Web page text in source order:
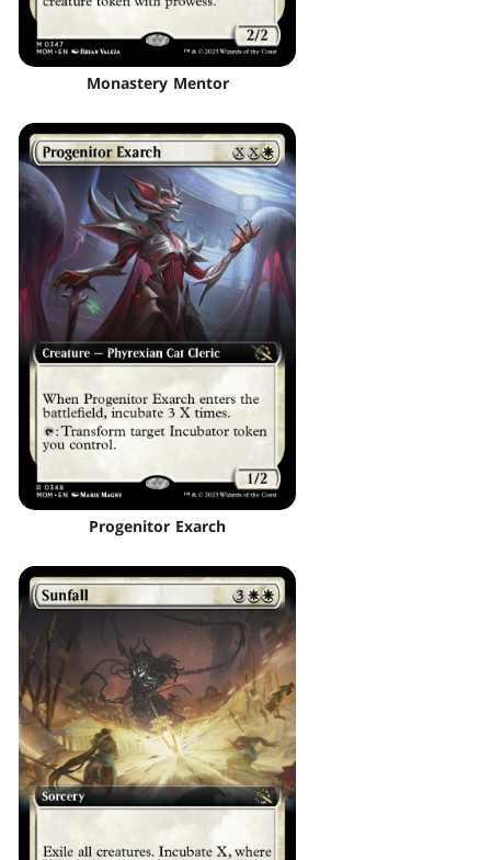
Monastery Mentor
Progenitor Exarch